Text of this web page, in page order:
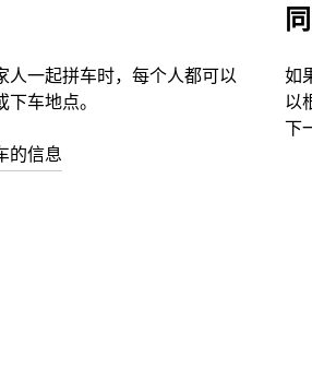
人一起拼车时，每个人都可以
车地点。
的信息
如
以
下